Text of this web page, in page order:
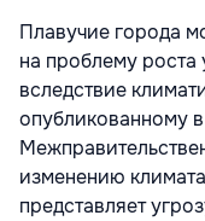
Плавучие города
на проблему
вследствие
опубликованному
изменению
представляет